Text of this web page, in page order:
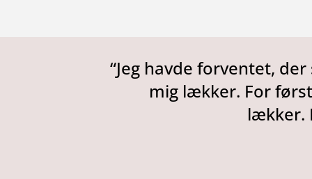
“Jeg havde forventet,
mig lækker. For
lækker.